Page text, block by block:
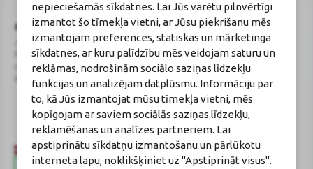
nepieciešamās sīkdatnes. Lai Jūs varētu pilnvērtīgi
izmantot šo tīmekļa vietni, ar Jūsu piekrišanu mēs
izmantojam preferences, statiskas un mārketinga
sīkdatnes, ar kuru palīdzību mēs veidojam saturu un
reklāmas, nodrošinām sociālo saziņas līdzekļu
funkcijas un analizējam datplūsmu. Informāciju par
to, kā Jūs izmantojat mūsu tīmekļa vietni, mēs
kopīgojam ar saviem sociālās saziņas līdzekļu,
reklamēšanas un analīzes partneriem. Lai
apstiprinātu sīkdatņu izmantošanu un pārlūkotu
interneta lapu, noklikšķiniet uz "Apstiprināt visus".
BENU Aptieka Latvija, SIA
Juridiskā adrese / Faktiskā adrese:
Noliktavu iela 5, Dreiliņi, Stopiņu
novads, LV-2130
Reģistrācijas Nr.: 40003252167
Licence
Licences numurs: A00010
E-aptiekas kontakti
Aptiekas vadītāja:
Sertificēta farmaceite: Jeļena
Gončarova
Reģistrācijas Nr.: F-0834
Sertifikāta Nr.: 215.2025